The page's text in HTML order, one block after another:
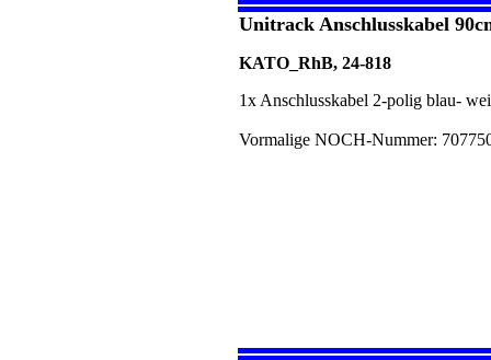
Unitrack Anschlusskabel
KATO_RhB, 24-818
1x Anschlusskabel 2-polig blau-
Vormalige NOCH-Nummer: